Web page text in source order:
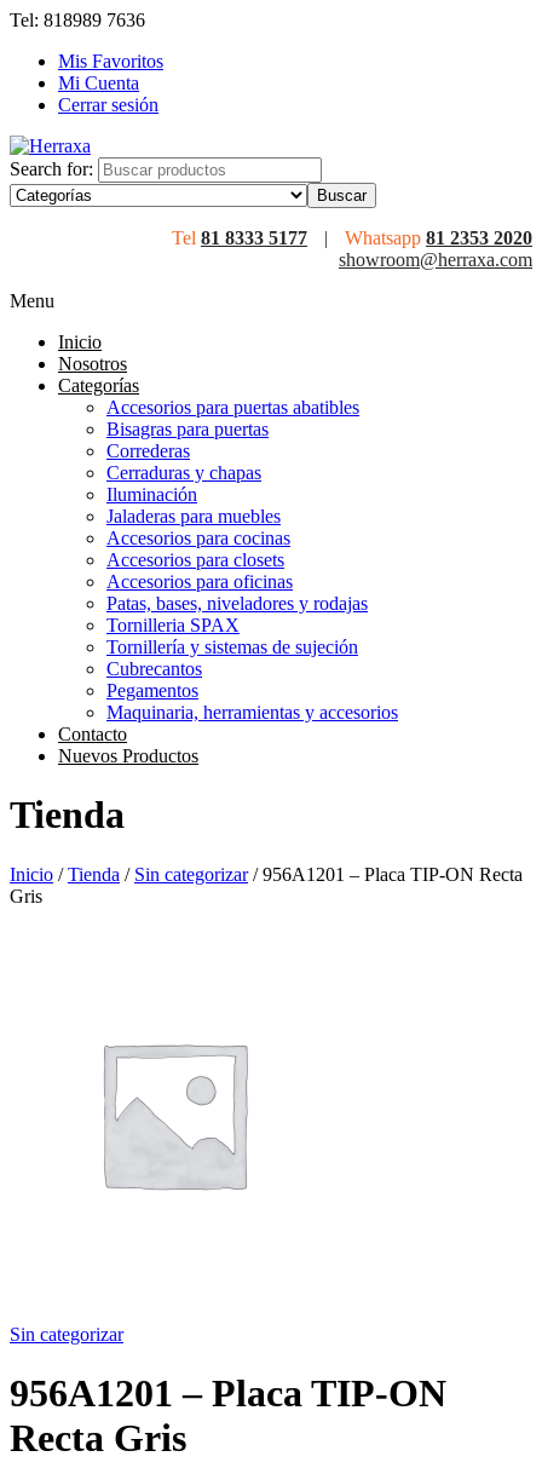
Tel: 818989 7636
Mis Favoritos
Mi Cuenta
Cerrar sesión
Search for:
Tel 81 8333 5177 | Whatsapp 81 2353 2020
showroom@herraxa.com
Menu
Inicio
Nosotros
Categorías
Accesorios para puertas abatibles
Bisagras para puertas
Correderas
Cerraduras y chapas
Iluminación
Jaladeras para muebles
Accesorios para cocinas
Accesorios para closets
Accesorios para oficinas
Patas, bases, niveladores y rodajas
Tornilleria SPAX
Tornillería y sistemas de sujeción
Cubrecantos
Pegamentos
Maquinaria, herramientas y accesorios
Contacto
Nuevos Productos
Tienda
Inicio /Tienda / Sin categorizar/ 956A1201 – Placa TIP-ON Recta
Gris
Sin categorizar
956A1201 – Placa TIP-ON
Recta Gris